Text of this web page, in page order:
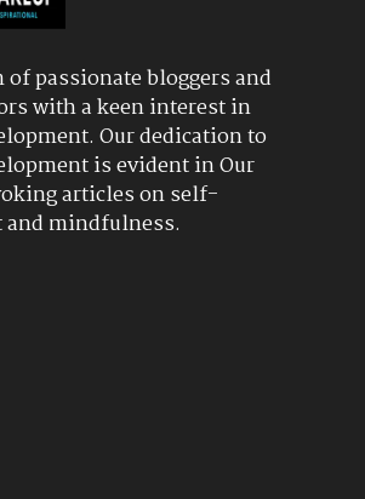
of passionate bloggers and
with a keen interest in
Our dedication to
is evident in Our
articles on self-
mindfulness.